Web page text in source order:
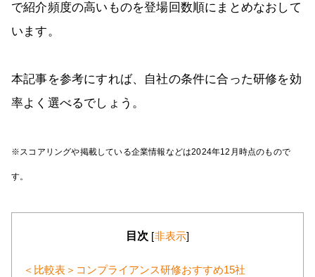
で紹介頻度の高いものを登場回数順にまとめなおして
います。
本記事を参考にすれば、自社の条件に合った研修を効
率よく選べるでしょう。
※スコアリングや掲載している企業情報などは2024年12月時点のもので
す。
目次 [非表示]
＜比較表＞コンプライアンス研修おすすめ15社